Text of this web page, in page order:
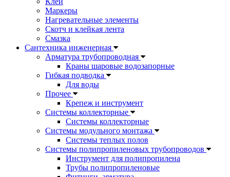
Маркеры
Нагревательные элементы
Скотч и клейкая лента
Смазка
Сантехника инженерная
Арматура трубопроводная
Краны шаровые водозапорные
Гибкая подводка
Для воды
Прочее
Крепеж и инструмент
Системы коллекторные
Системы коллекторные
Системы модульного монтажа
Системы теплых полов
Системы полипропиленовых трубопроводов
Инструмент для полипропилена
Трубы полипропиленовые